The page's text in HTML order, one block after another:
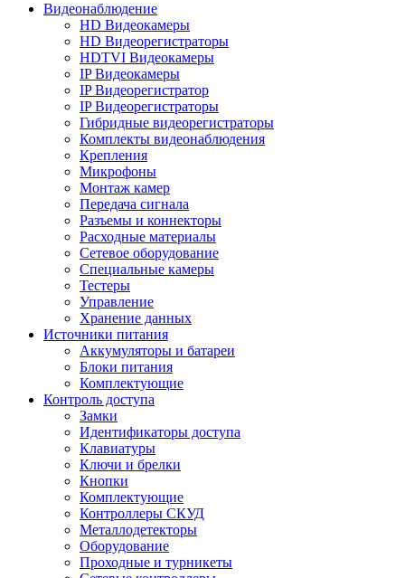
Видеонаблюдение
HD Видеокамеры
HD Видеорегистраторы
HDTVI Видеокамеры
IP Видеокамеры
IP Видеорегистратор
IP Видеорегистраторы
Гибридные видеорегистраторы
Комплекты видеонаблюдения
Крепления
Микрофоны
Монтаж камер
Передача сигнала
Разъемы и коннекторы
Расходные материалы
Сетевое оборудование
Специальные камеры
Тестеры
Управление
Хранение данных
Источники питания
Аккумуляторы и батареи
Блоки питания
Комплектующие
Контроль доступа
Замки
Идентификаторы доступа
Клавиатуры
Ключи и брелки
Кнопки
Комплектующие
Контроллеры СКУД
Металлодетекторы
Оборудование
Проходные и турникеты